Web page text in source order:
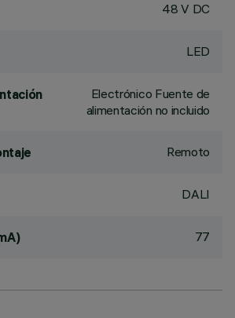
48 V DC
LED
Electrónico Fuente de
alimentación no incluido
Remoto
DALI
77